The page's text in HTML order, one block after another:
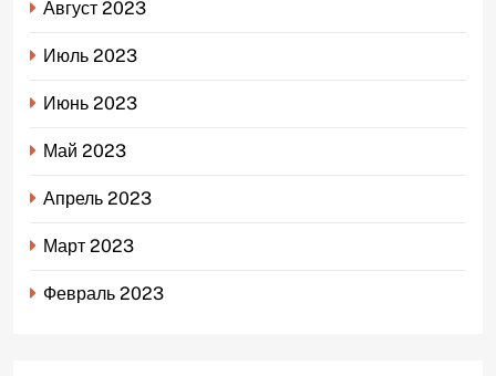
Август 2023
Июль 2023
Июнь 2023
Май 2023
Апрель 2023
Март 2023
Февраль 2023